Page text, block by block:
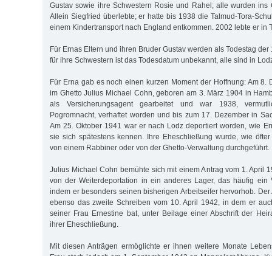
Gustav sowie ihre Schwestern Rosie und Rahel; alle wurden ins
Allein Siegfried überlebte; er hatte bis 1938 die Talmud-Tora-
einem Kindertransport nach England entkommen. 2002 lebte er in
Für Ernas Eltern und ihren Bruder Gustav werden als Todestag
für ihre Schwestern ist das Todesdatum unbekannt, alle sind in
Für Erna gab es noch einen kurzen Moment der Hoffnung: Am 8.
im Ghetto Julius Michael Cohn, geboren am 3. März 1904 in
als Versicherungsagent gearbeitet und war 1938,
Pogromnacht, verhaftet worden und bis zum 17. Dezember in
Am 25. Oktober 1941 war er nach Lodz deportiert worden, wie
sie sich spätestens kennen. Ihre Eheschließung wurde, wie
von einem Rabbiner oder von der Ghetto-Verwaltung durchgeführt.
Julius Michael Cohn bemühte sich mit einem Antrag vom 1. April
von der Weiterdeportation in ein anderes Lager, das häufig ein
indem er besonders seinen bisherigen Arbeitseifer hervorhob.
ebenso das zweite Schreiben vom 10. April 1942, in dem er
seiner Frau Ernestine bat, unter Beilage einer Abschrift der
ihrer Eheschließung.
Mit diesen Anträgen ermöglichte er ihnen weitere Monate